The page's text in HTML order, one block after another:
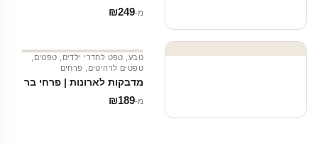
מ‑ ₪249
טבע טפט לחדרי ילדים טפטים
טפטים לרהיטים
פרחים
מדבקות לארונות | פרחי בר
מ‑ ₪189